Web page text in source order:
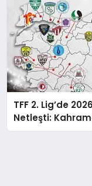
BİZE ULAŞIN
GÖKSUN
TÜRKOĞLU
PAZARCIK
TFF 2. Lig’de
Netleşti:
ve Deplasman